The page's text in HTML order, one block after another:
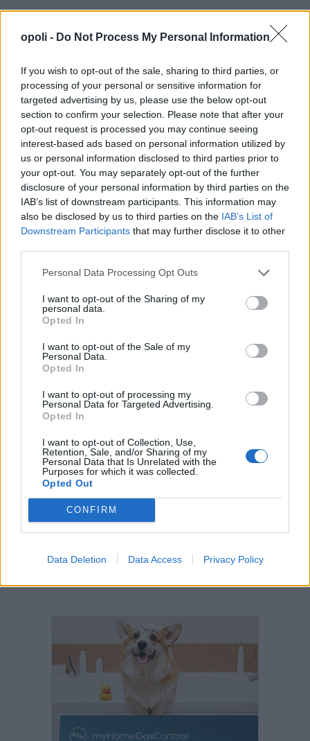
opoli - Do Not Process My Personal Information
If you wish to opt-out of the sale, sharing to third parties, or
processing of your personal or sensitive information for
targeted advertising by us, please use the below opt-out
section to confirm your selection. Please note that after your
opt-out request is processed you may continue seeing
interest-based ads based on personal information utilized by
us or personal information disclosed to third parties prior to
your opt-out. You may separately opt-out of the further
disclosure of your personal information by third parties on the
IAB’s list of downstream participants. This information may
also be disclosed by us to third parties on the IAB’s List of
Downstream Participants that may further disclose it to other
Personal Data Processing Opt Outs
I want to opt-out of the Sharing of my
personal data.
Opted In
I want to opt-out of the Sale of my
Personal Data.
Opted In
I want to opt-out of processing my
Personal Data for Targeted Advertising.
Opted In
I want to opt-out of Collection, Use,
Retention, Sale, and/or Sharing of my
Personal Data that Is Unrelated with the
Purposes for which it was collected.
Opted Out
CONFIRM
Data Deletion Data Access Privacy Policy